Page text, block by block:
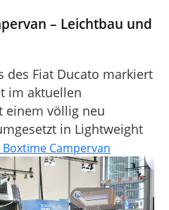
– Leichtbau und
des Fiat Ducato markiert
im aktuellen
einem völlig neu
in Lightweight
Boxtime Campervan